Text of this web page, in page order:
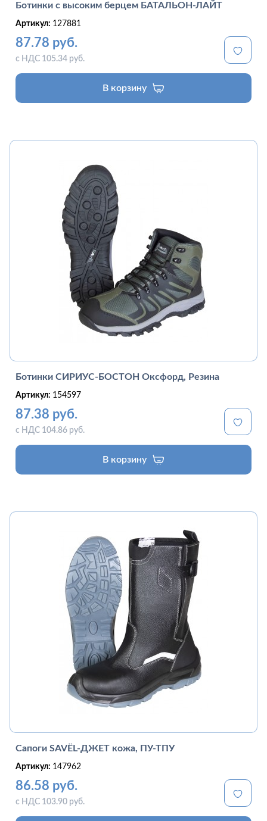
Ботинки с высоким берцем БАТАЛЬОН-ЛАЙТ
Артикул: 127881
87.78 руб.
с НДС 105.34 руб.
В корзину
Ботинки СИРИУС-БОСТОН Оксфорд, Резина
Артикул: 154597
87.38 руб.
с НДС 104.86 руб.
В корзину
Сапоги SAVЁL-ДЖЕТ кожа, ПУ-ТПУ
Артикул: 147962
86.58 руб.
с НДС 103.90 руб.